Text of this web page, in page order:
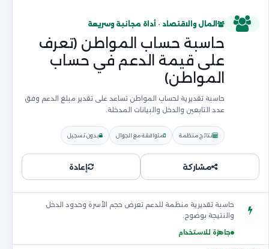
المال والاقتصاد · أداة مجانية وسريعة
حاسبة حساب المواطن (تعرف
على قيمة الدعم في حساب
المواطن)
حاسبة تقديرية لحساب المواطن تساعد على تقدير مبلغ الدعم وفق
عدد التابعين والدخل والبيانات المدخلة.
نتائج منظمة متوافقة مع الجوال بدون تسجيل
مشاركة إعادة
حاسبة تقديرية منظمة للدعم تعرض حجم الأسرة وحدود الدخل
والنتيجة بوضوح.
جاهزة للاستخدام